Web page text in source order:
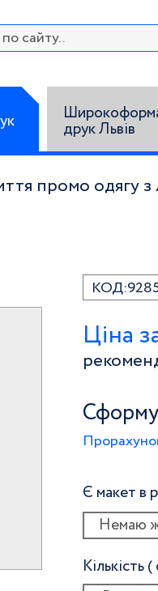
друк Львів
промо одягу з
КОД:
Ціна
Є макет в
Немаю
Кількість